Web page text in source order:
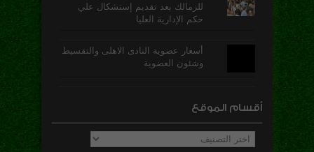
للزمالك بعد تقديم إستشكال علي
حكم الإدارية العليا
أسعار عضوية النادى الاهلى والتقسيط
وشئون العضوية
أقسام الموقع
أقسام
الموقع